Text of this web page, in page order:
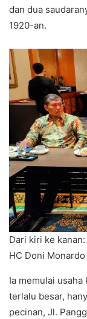
dan dua
1920-an.
Dari kiri ke
HC Doni
Ia memulai
terlalu besar,
pecinan, Jl.